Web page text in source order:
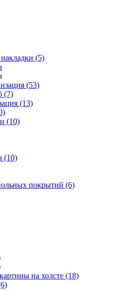
(5)
(53)
(7)
(13)
(10)
(10)
покрытий (6)
на холсте (18)